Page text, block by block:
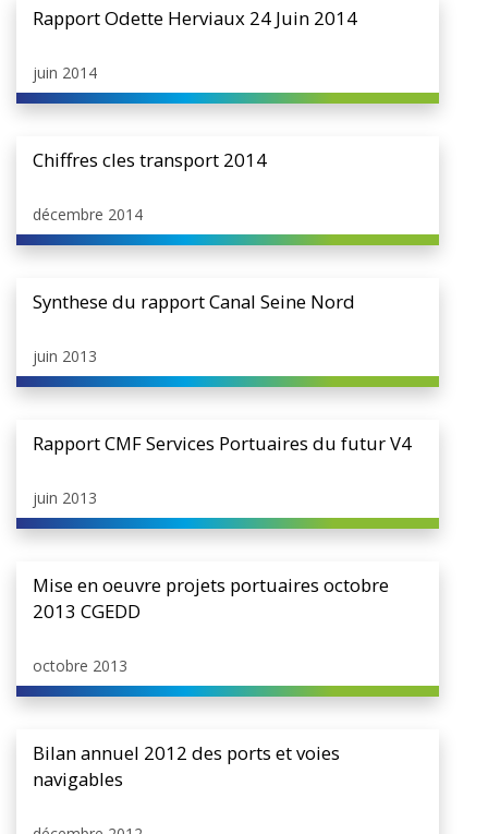
Rapport Odette Herviaux 24 Juin 2014
juin 2014
Chiffres cles transport 2014
décembre 2014
Synthese du rapport Canal Seine Nord
juin 2013
Rapport CMF Services Portuaires du futur V4
juin 2013
Mise en oeuvre projets portuaires octobre
2013 CGEDD
octobre 2013
Bilan annuel 2012 des ports et voies
navigables